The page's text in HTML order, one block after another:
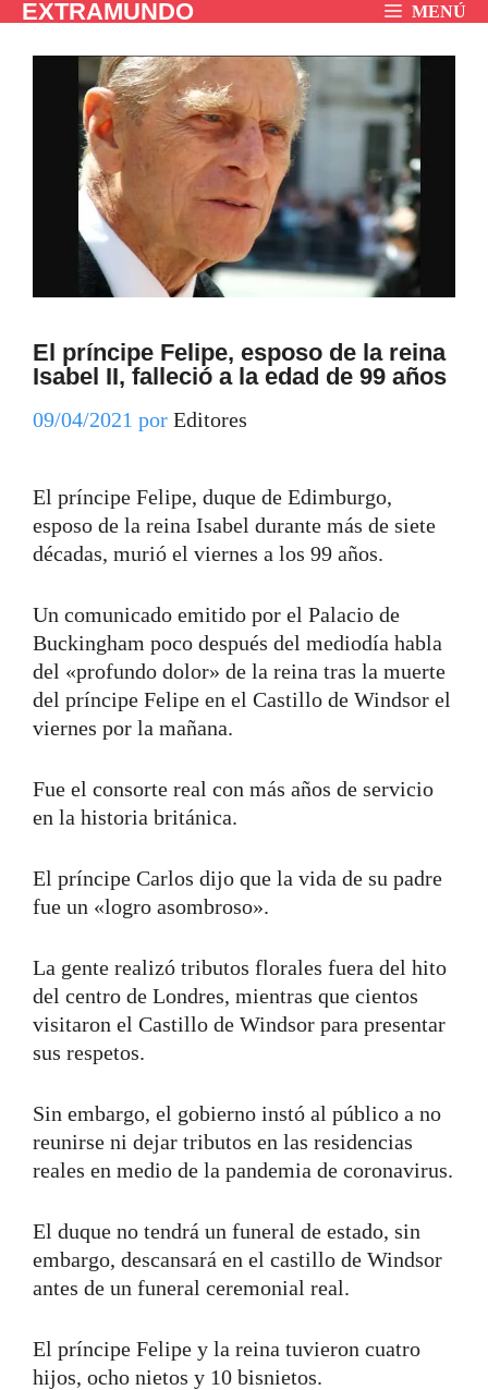
SaltarEXTRAMUNDO MENÚ
El príncipe Felipe, esposo de la reina
Isabel II, falleció a la edad de 99 años
09/04/2021 por Editores
El príncipe Felipe, duque de Edimburgo,
esposo de la reina Isabel durante más de siete
décadas, murió el viernes a los 99 años.
Un comunicado emitido por el Palacio de
Buckingham poco después del mediodía habla
del «profundo dolor» de la reina tras la muerte
del príncipe Felipe en el Castillo de Windsor el
viernes por la mañana.
Fue el consorte real con más años de servicio
en la historia británica.
El príncipe Carlos dijo que la vida de su padre
fue un «logro asombroso».
La gente realizó tributos florales fuera del hito
del centro de Londres, mientras que cientos
visitaron el Castillo de Windsor para presentar
sus respetos.
Sin embargo, el gobierno instó al público a no
reunirse ni dejar tributos en las residencias
reales en medio de la pandemia de coronavirus.
El duque no tendrá un funeral de estado, sin
embargo, descansará en el castillo de Windsor
antes de un funeral ceremonial real.
El príncipe Felipe y la reina tuvieron cuatro
hijos, ocho nietos y 10 bisnietos.